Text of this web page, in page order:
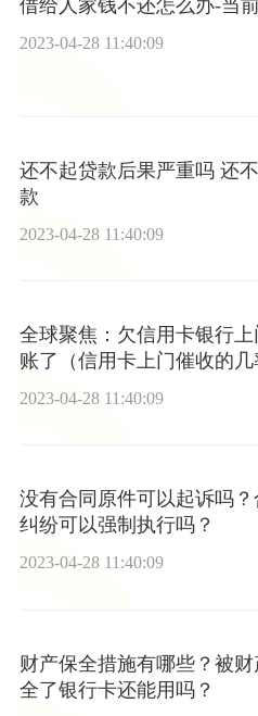
借给人家钱不还怎么办-当
2023-04-28 11:40:09
还不起贷款后果严重吗 还
款
2023-04-28 11:40:09
全球聚焦：欠信用卡银行上
账了（信用卡上门催收的几
2023-04-28 11:40:09
没有合同原件可以起诉吗？
纠纷可以强制执行吗？
2023-04-28 11:40:09
财产保全措施有哪些？被财
全了银行卡还能用吗？